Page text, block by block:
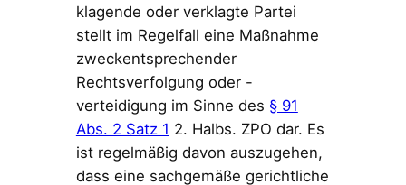
klagende oder verklagte Partei
stellt im Regelfall eine Maßnahme
zweckentsprechender
Rechtsverfolgung oder -
verteidigung im Sinne des § 91
Abs. 2 Satz 1 2. Halbs. ZPO dar. Es
ist regelmäßig davon auszugehen,
dass eine sachgemäße gerichtliche